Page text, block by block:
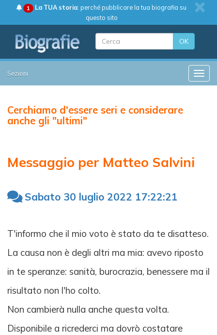
1 La TUA storia: perché pubblicare la tua biografia su
questo sito
OK
Sezioni
Cerchiamo d'essere seri e considerare
anche gli "ultimi"
Messaggio per Matteo Salvini
Sabato 30 luglio 2022 17:22:21
T'informo che il mio voto è stato da te disatteso.
La causa non è degli altri ma mia: avevo riposto
in te speranze: sanità, burocrazia, benessere ma il
risultato non l'ho colto.
Non cambierà nulla anche questa volta.
Disponibile a ricrederci ma dovrò costatare